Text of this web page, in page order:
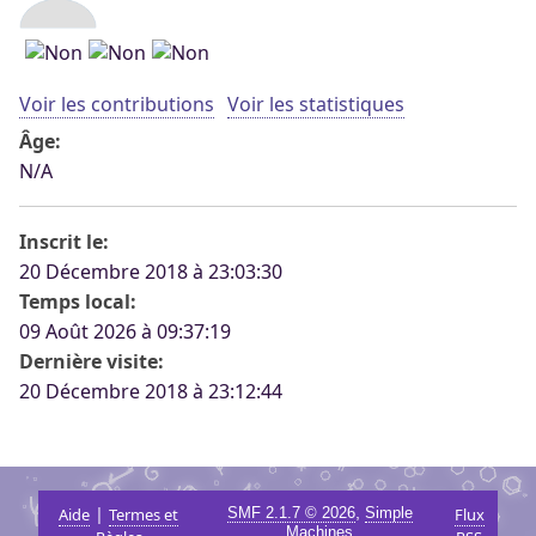
Voir les contributions Voir les statistiques
Âge:
N/A
Inscrit le:
20 Décembre 2018 à 23:03:30
Temps local:
09 Août 2026 à 09:37:19
Dernière visite:
20 Décembre 2018 à 23:12:44
Aide |Termes et
SMF 2.1.7 © 2026, Simple
Machines
Flux